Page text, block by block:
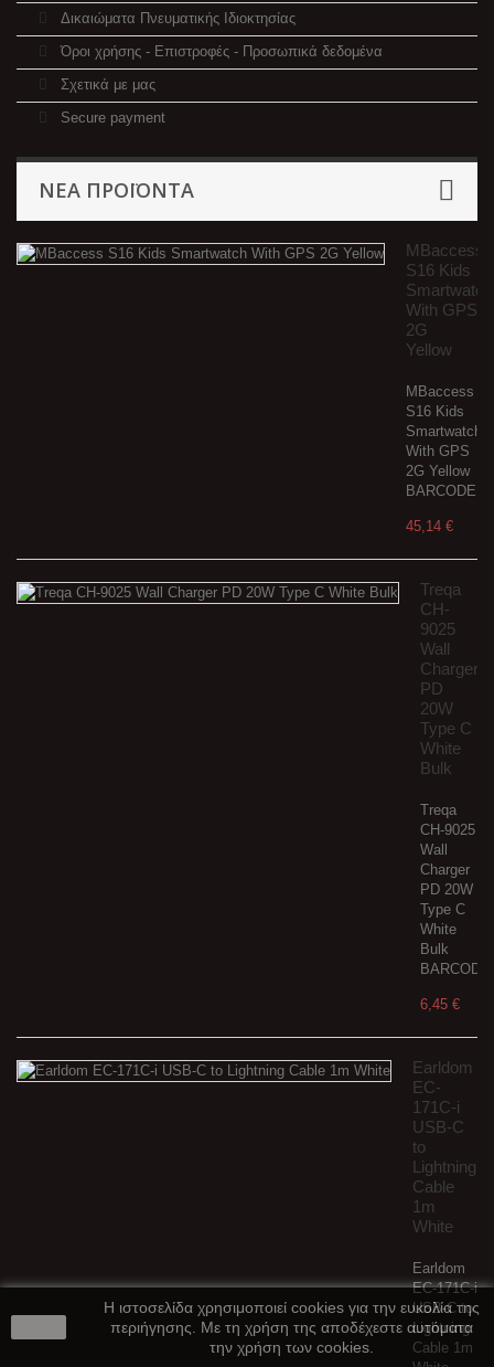
Δικαιώματα Πνευματικής Ιδιοκτησίας
Όροι χρήσης - Επιστροφές - Προσωπικά δεδομένα
Σχετικά με μας
Secure payment
ΝΈΑ ΠΡΟΪΌΝΤΑ
MBaccess
S16 Kids
Smartwatch
With GPS
2G
Yellow
MBaccess
S16 Kids
Smartwatch
With GPS
2G Yellow
45,14 €
Treqa
CH-
9025
Wall
Charger
PD
20W
Type C
White
Bulk
Treqa
CH-9025
Wall
Charger
PD 20W
Type C
White
Bulk
6,45 €
Earldom
EC-
171C-i
USB-C
to
Lightning
Cable
1m
White
Earldom
EC-171C-i
USB-C to
Lightning
Cable 1m
Η ιστοσελίδα χρησιμοποιεί cookies για την ευκολία της
περιήγησης. Με τη χρήση της αποδέχεστε αυτόματα
την χρήση των cookies.